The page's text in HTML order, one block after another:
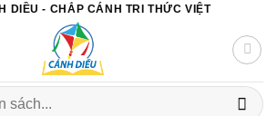
DIỀU - CHẮP CÁNH TRI THỨC VIỆT